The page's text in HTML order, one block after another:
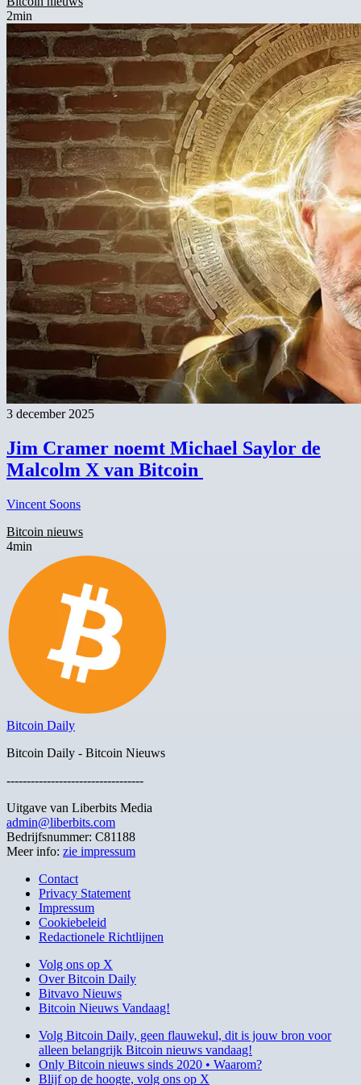
2min
3 december 2025
Jim Cramer noemt Michael Saylor de
Malcolm X van Bitcoin
Vincent Soons
Bitcoin nieuws
4min
Bitcoin Daily
Bitcoin Daily - Bitcoin Nieuws
----------------------------------
Uitgave van Liberbits Media
admin@liberbits.com
Bedrijfsnummer: C81188
Meer info: zie impressum
Contact
Privacy Statement
Impressum
Cookiebeleid
Redactionele Richtlijnen
Volg ons op X
Over Bitcoin Daily
Bitvavo Nieuws
Bitcoin Nieuws Vandaag!
Volg Bitcoin Daily, geen flauwekul, dit is jouw bron voor
alleen belangrijk Bitcoin nieuws vandaag!
Only Bitcoin nieuws sinds 2020 • Waarom?
Blijf op de hoogte, volg ons op X